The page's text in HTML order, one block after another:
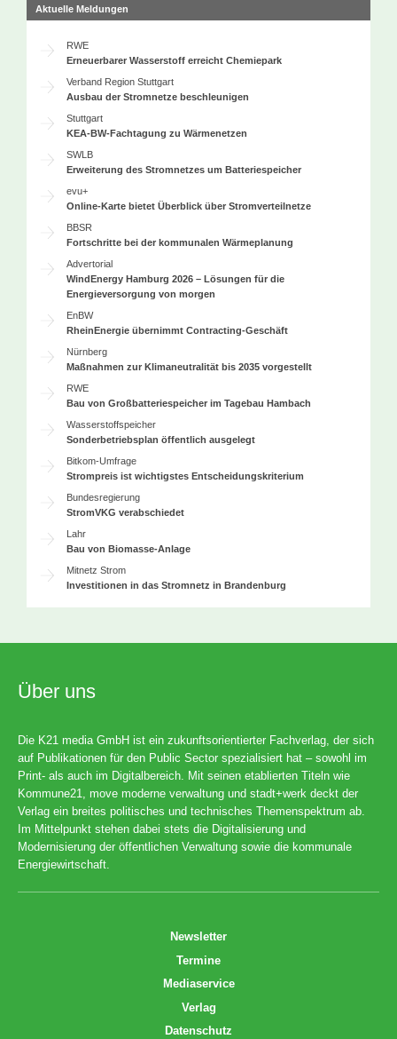
Aktuelle Meldungen
RWE
Erneuerbarer Wasserstoff erreicht Chemiepark
Verband Region Stuttgart
Ausbau der Stromnetze beschleunigen
Stuttgart
KEA-BW-Fachtagung zu Wärmenetzen
SWLB
Erweiterung des Stromnetzes um Batteriespeicher
evu+
Online-Karte bietet Überblick über Stromverteilnetze
BBSR
Fortschritte bei der kommunalen Wärmeplanung
Advertorial
WindEnergy Hamburg 2026 – Lösungen für die
Energieversorgung von morgen
EnBW
RheinEnergie übernimmt Contracting-Geschäft
Nürnberg
Maßnahmen zur Klimaneutralität bis 2035 vorgestellt
RWE
Bau von Großbatteriespeicher im Tagebau Hambach
Wasserstoffspeicher
Sonderbetriebsplan öffentlich ausgelegt
Bitkom-Umfrage
Strompreis ist wichtigstes Entscheidungskriterium
Bundesregierung
StromVKG verabschiedet
Lahr
Bau von Biomasse-Anlage
Mitnetz Strom
Investitionen in das Stromnetz in Brandenburg
Über uns
Die K21 media GmbH ist ein zukunftsorientierter Fachverlag, der sich
auf Publikationen für den Public Sector spezialisiert hat – sowohl im
Print- als auch im Digitalbereich. Mit seinen etablierten Titeln wie
Kommune21, move moderne verwaltung und stadt+werk deckt der
Verlag ein breites politisches und technisches Themenspektrum ab.
Im Mittelpunkt stehen dabei stets die Digitalisierung und
Modernisierung der öffentlichen Verwaltung sowie die kommunale
Energiewirtschaft.
Newsletter
Termine
Mediaservice
Verlag
Datenschutz